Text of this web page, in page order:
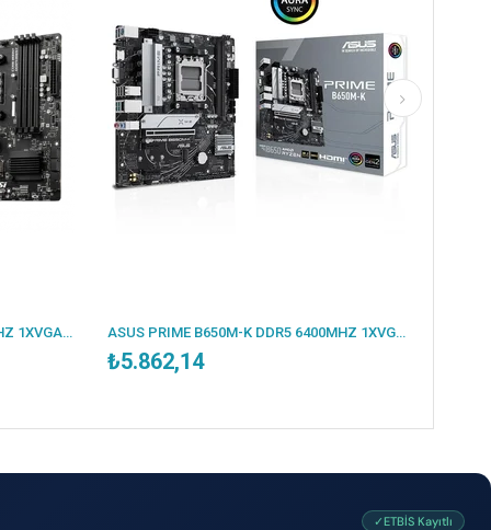
MSI B550M PRO-VDH DDR4 4400MHZ 1XVGA 1XHDMI 1XDP 2XM.2 USB 3.2 MATX AM4 (AMD 5000/4000G/3000 SERİLERİ İLE UYUMLU) ASUS PRIME B650M-K DDR5 6400MHZ 1XVGA 1XHDMI 2XM.2 USB 3.2 MATX AM5 (AMD AM5 9000/8000/7000 SERİLERİ İLE UYUMLU)
₺5.862,14
✓ETBİS Kayıtlı